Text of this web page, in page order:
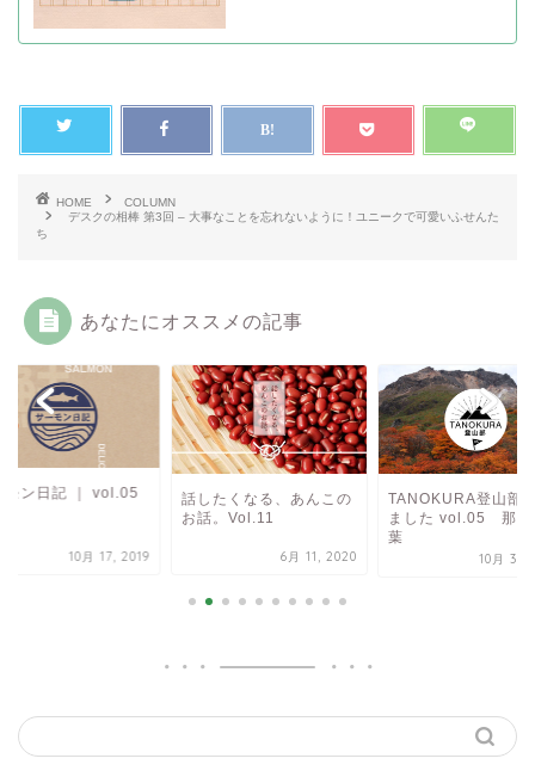
HOME
COLUMN
デスクの相棒 第3回 – 大事なことを忘れないように！ユニークで可愛いふせんた
ち
あなたにオススメの記事
モン日記 ｜ vol.05
10月 17, 2019
話したくなる、あんこの
お話。Vol.11
6月 11, 2020
TANOKURA登山部
ました vol.05 那須
葉
10月 31,